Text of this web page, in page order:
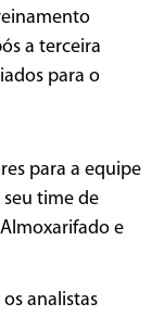
a terceira
para o
para a equipe
time de
e
analistas